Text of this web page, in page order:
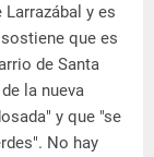
y es
que es
de Santa
la nueva
y que "se
No hay